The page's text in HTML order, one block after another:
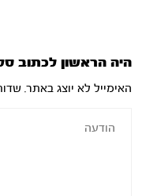
היה הראשון לכתוב
האימייל לא יוצג באתר.